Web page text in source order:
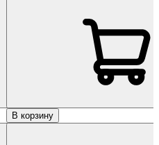
В корзину